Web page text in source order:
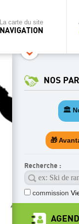
La carte du site
NAVIGATION
NOS
🏛️
🎁
Recherche :
commission